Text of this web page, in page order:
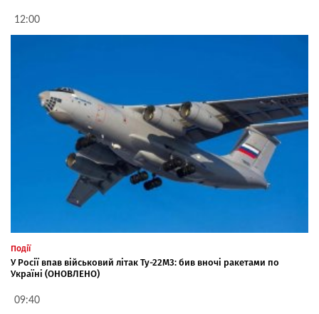
12:00
Події
У Росії впав військовий літак Ту-22М3: бив вночі ракетами по
Україні (ОНОВЛЕНО)
09:40